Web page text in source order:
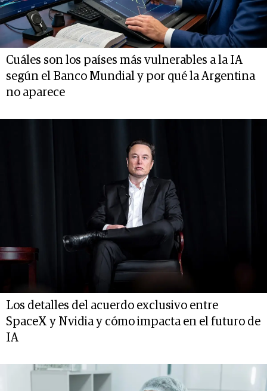
Cuáles son los países más vulnerables a la IA
según el Banco Mundial y por qué la Argentina
no aparece
Los detalles del acuerdo exclusivo entre
SpaceX y Nvidia y cómo impacta en el futuro de
IA